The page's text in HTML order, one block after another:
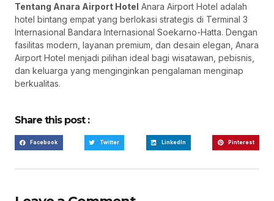
Tentang Anara Airport Hotel Anara Airport Hotel adalah
hotel bintang empat yang berlokasi strategis di Terminal 3
Internasional Bandara Internasional Soekarno-Hatta. Dengan
fasilitas modern, layanan premium, dan desain elegan, Anara
Airport Hotel menjadi pilihan ideal bagi wisatawan, pebisnis,
dan keluarga yang menginginkan pengalaman menginap
berkualitas.
Share this post :
Facebook Twitter LinkedIn Pinterest